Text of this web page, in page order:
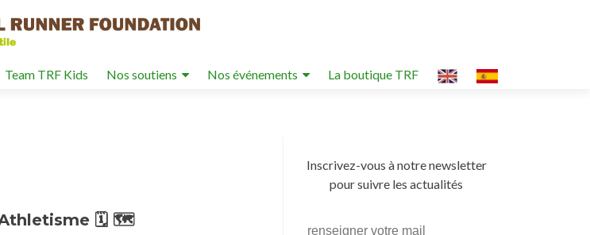
Team TRF Kids Nos soutiens Nos événements La boutique TRF
Athletisme 🗓 🗺
Inscrivez-vous à notre newsletter
pour suivre les actualités